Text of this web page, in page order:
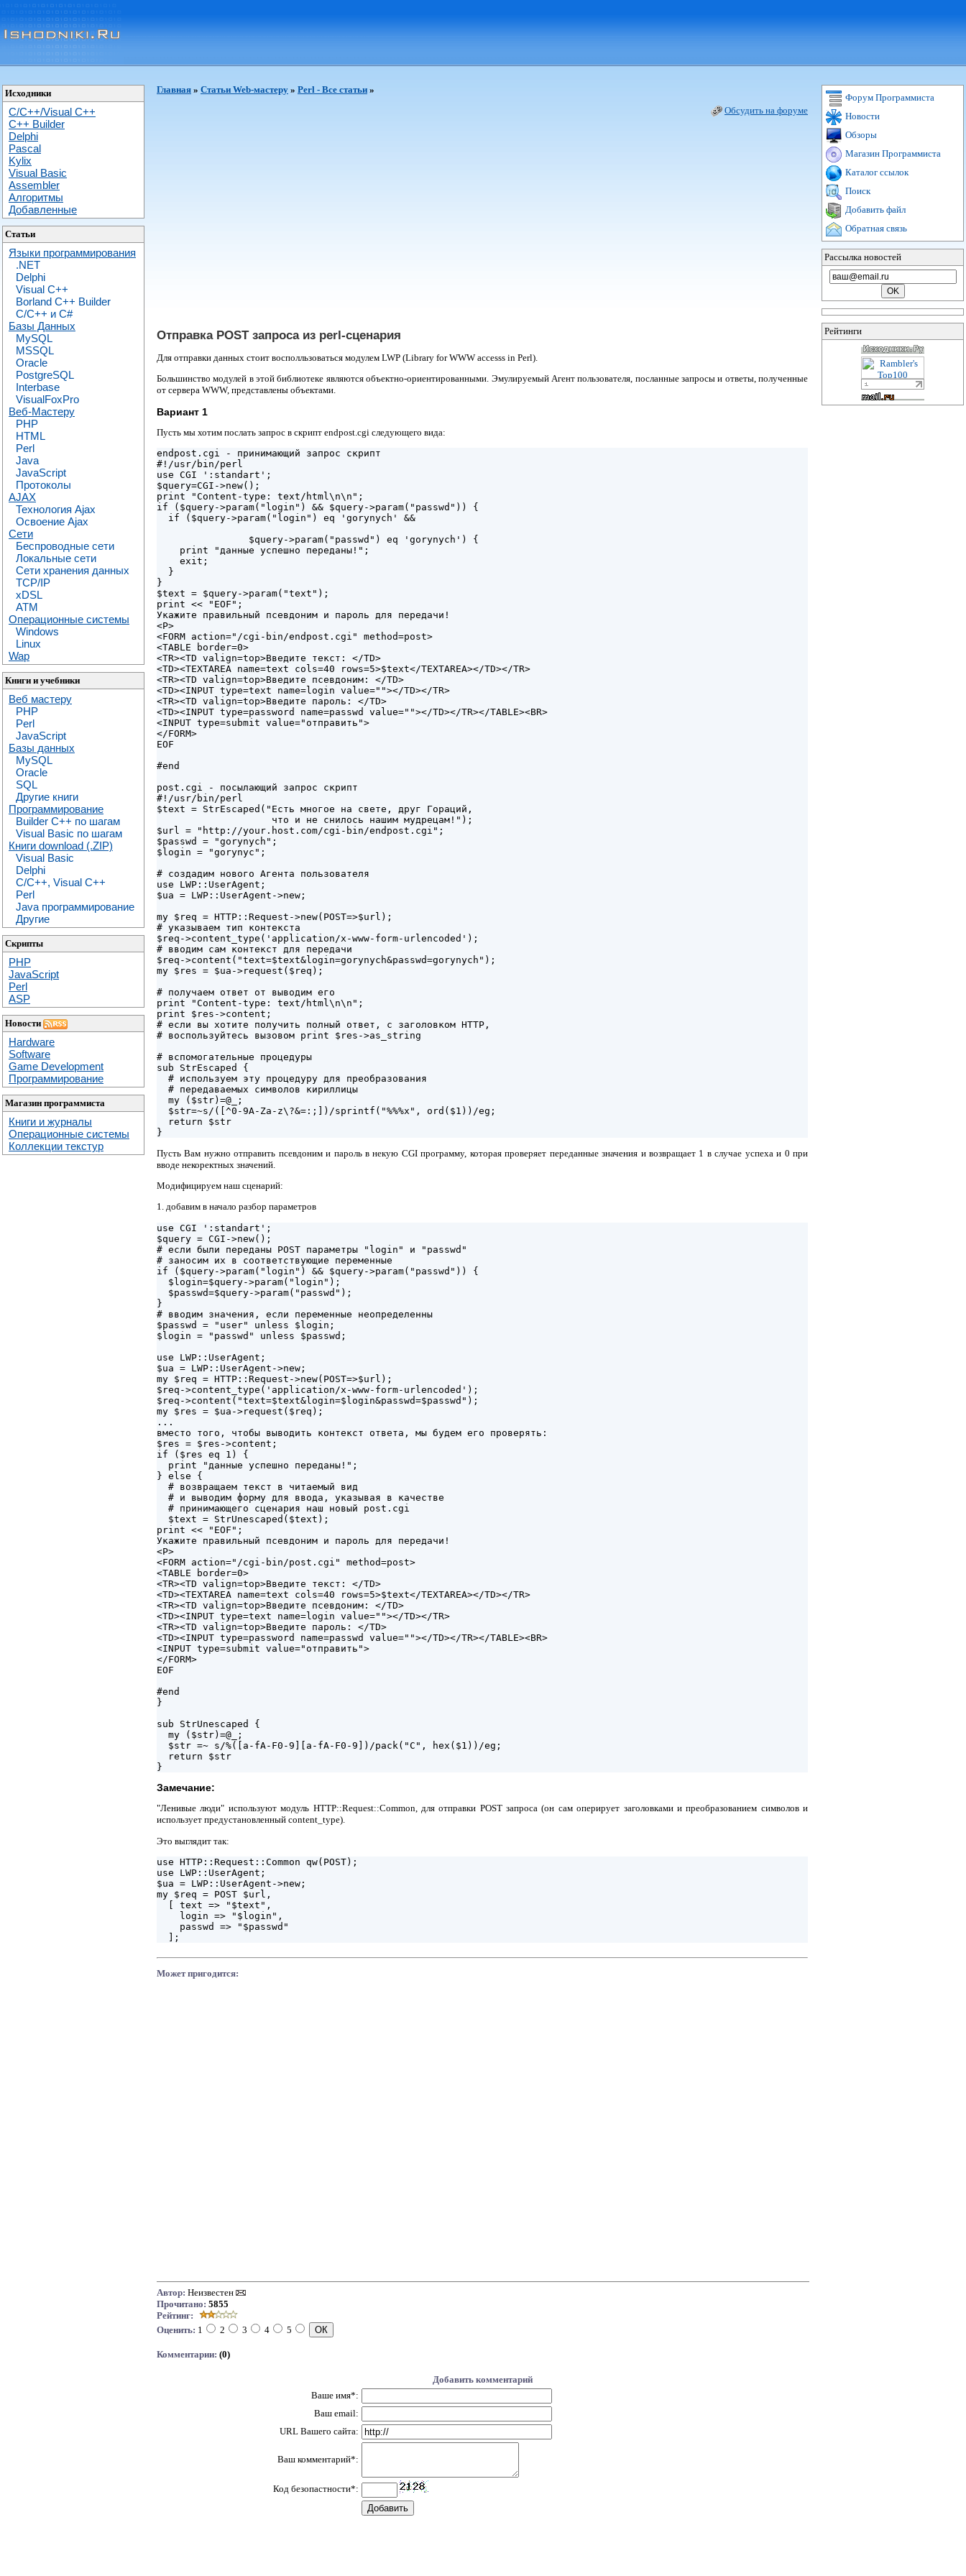
Исходники
C/C++/Visual C++
С++ Builder
Delphi
Pascal
Kylix
Visual Basic
Assembler
Алгоритмы
Добавленные
Статьи
Языки программирования
.NET
Delphi
Visual C++
Borland C++ Builder
C/С++ и C#
Базы Данных
MySQL
MSSQL
Oracle
PostgreSQL
Interbase
VisualFoxPro
Веб-Мастеру
PHP
HTML
Perl
Java
JavaScript
Протоколы
AJAX
Технология Ajax
Освоение Ajax
Сети
Беспроводные сети
Локальные сети
Сети хранения данных
TCP/IP
xDSL
ATM
Операционные системы
Windows
Linux
Wap
Книги и учебники
Веб мастеру
PHP
Perl
JavaScript
Базы данных
MySQL
Oracle
SQL
Другие книги
Программирование
Builder C++ по шагам
Visual Basic по шагам
Книги download (.ZIP)
Visual Basic
Delphi
C/C++, Visual C++
Perl
Java программирование
Другие
Скрипты
PHP
JavaScript
Perl
ASP
Новости
Hardware
Software
Game Development
Программирование
Магазин программиста
Книги и журналы
Операционные системы
Коллекции текстур
Главная » Статьи Web-мастеру » Perl - Все статьи »
Обсудить на форуме
Отправка POST запроса из perl-сценария
Для отправки данных стоит восполльзоваться модулем LWP (Library for WWW accesss in Perl).
Большинство модулей в этой библиотеке являются объектно-ориентированными. Эмулируемый Агент пользователя, посланные запросы и ответы, полученные
от сервера WWW, представлены объектами.
Вариант 1
Пусть мы хотим послать запрос в скрипт endpost.cgi следующего вида:
endpost.cgi - принимающий запрос скрипт
#!/usr/bin/perl
use CGI ':standart';
$query=CGI->new();
print "Content-type: text/html\n\n";
if ($query->param("login") && $query->param("passwd")) {
  if ($query->param("login") eq 'gorynych' &&
                $query->param("passwd") eq 'gorynych') {
    print "данные успешно переданы!";
    exit;
  }
}
$text = $query->param("text");
print << "EOF";
Укажите правильный псевдоним и пароль для передачи!
<P>
<FORM action="/cgi-bin/endpost.cgi" method=post>
<TABLE border=0>
<TR><TD valign=top>Введите текст: </TD>
<TD><TEXTAREA name=text cols=40 rows=5>$text</TEXTAREA></TD></TR>
<TR><TD valign=top>Введите псевдоним: </TD>
<TD><INPUT type=text name=login value=""></TD></TR>
<TR><TD valign=top>Введите пароль: </TD>
<TD><INPUT type=password name=passwd value=""></TD></TR></TABLE><BR>
<INPUT type=submit value="отправить">
</FORM>
EOF
#end
post.cgi - посылающий запрос скрипт
#!/usr/bin/perl
$text = StrEscaped("Есть многое на свете, друг Гораций,
                    что и не снилось нашим мудрецам!");
$url = "http://your.host.com/cgi-bin/endpost.cgi";
$passwd = "gorynych";
$login = "gorynyc";
# создадим нового Агента пользователя
use LWP::UserAgent;
$ua = LWP::UserAgent->new;
my $req = HTTP::Request->new(POST=>$url);
# указываем тип контекста
$req->content_type('application/x-www-form-urlencoded');
# вводим сам контекст для передачи
$req->content("text=$text&login=gorynych&passwd=gorynych");
my $res = $ua->request($req);
# получаем ответ от выводим его
print "Content-type: text/html\n\n";
print $res->content;
# если вы хотите получить полный ответ, с заголовком HTTP,
# воспользуйтесь вызовом print $res->as_string
# вспомогательные процедуры
sub StrEscaped {
  # используем эту процедуру для преобразования
  # передаваемых символов кириллицы
  my ($str)=@_;
  $str=~s/([^0-9A-Za-z\?&=:;])/sprintf("%%%x", ord($1))/eg;
  return $str
Пусть Вам нужно отправить псевдоним и пароль в некую CGI программу, которая проверяет переданные значения и возвращает 1 в случае успеха и 0 при
вводе некоректных значений.
Модифицируем наш сценарий:
1. добавим в начало разбор параметров
use CGI ':standart';
$query = CGI->new();
# если были переданы POST параметры "login" и "passwd"
# заносим их в соответствующие переменные
if ($query->param("login") && $query->param("passwd")) {
  $login=$query->param("login");
  $passwd=$query->param("passwd");
}
# вводим значения, если переменные неопределенны
$passwd = "user" unless $login;
$login = "passwd" unless $passwd;
use LWP::UserAgent;
$ua = LWP::UserAgent->new;
my $req = HTTP::Request->new(POST=>$url);
$req->content_type('application/x-www-form-urlencoded');
$req->content("text=$text&login=$login&passwd=$passwd");
my $res = $ua->request($req);
...
вместо того, чтобы выводить контекст ответа, мы будем его проверять:
$res = $res->content;
if ($res eq 1) {
  print "данные успешно переданы!";
} else {
  # возвращаем текст в читаемый вид
  # и выводим форму для ввода, указывая в качестве
  # принимающего сценария наш новый post.cgi
  $text = StrUnescaped($text);
print << "EOF";
Укажите правильный псевдоним и пароль для передачи!
<P>
<FORM action="/cgi-bin/post.cgi" method=post>
<TABLE border=0>
<TR><TD valign=top>Введите текст: </TD>
<TD><TEXTAREA name=text cols=40 rows=5>$text</TEXTAREA></TD></TR>
<TR><TD valign=top>Введите псевдоним: </TD>
<TD><INPUT type=text name=login value=""></TD></TR>
<TR><TD valign=top>Введите пароль: </TD>
<TD><INPUT type=password name=passwd value=""></TD></TR></TABLE><BR>
<INPUT type=submit value="отправить">
</FORM>
EOF
#end
}
sub StrUnescaped {
  my ($str)=@_;
  $str =~ s/%([a-fA-F0-9][a-fA-F0-9])/pack("C", hex($1))/eg;
  return $str
Замечание:
"Ленивые люди" используют модуль HTTP::Request::Common, для отправки POST запроса (он сам оперирует заголовками и преобразованием символов и
использует предустановленный content_type).
Это выглядит так:
use HTTP::Request::Common qw(POST);
use LWP::UserAgent;
$ua = LWP::UserAgent->new;
my $req = POST $url,
  [ text => "$text",
    login => "$login",
    passwd => "$passwd"
Может пригодится:
Автор: Неизвестен
Прочитано: 5855
Рейтинг:
Оценить: 1 2 3 4 5
Комментарии: (0)
Добавить комментарий
Ваше имя*:
Ваш email:
URL Вашего сайта:
Ваш комментарий*:
Код безопастности*:
Форум Программиста
Новости
Обзоры
Магазин Программиста
Каталог ссылок
Поиск
Добавить файл
Обратная связь
Рассылка новостей
Рейтинги